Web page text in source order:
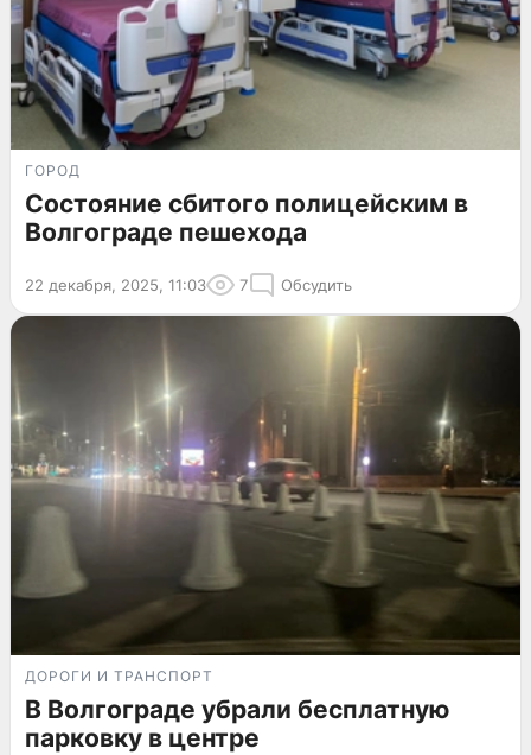
ГОРОД
Состояние сбитого полицейским в
Волгограде пешехода
22 декабря, 2025, 11:03 7 Обсудить
ДОРОГИ И ТРАНСПОРТ
В Волгограде убрали бесплатную
парковку в центре